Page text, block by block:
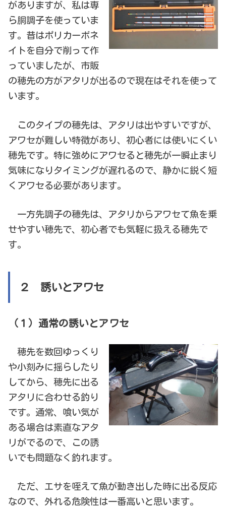
がありますが、私は専
ら胴調子を使っていま
す。昔はポリカーボネ
イトを自分で削って作
っていましたが、市販
の穂先の方がアタリが出るので現在はそれを使って
います。
このタイプの穂先は、アタリは出やすいですが、
アワセが難しい特徴があり、初心者には使いにくい
穂先です。特に強めにアワセると穂先が一瞬止まり
気味になりタイミングが遅れるので、静かに鋭く短
くアワセる必要があります。
一方先調子の穂先は、アタリからアワセて魚を乗
せやすい穂先で、初心者でも気軽に扱える穂先で
す。
２ 誘いとアワセ
（１）通常の誘いとアワセ
穂先を数回ゆっくり
や小刻みに揺らしたり
してから、穂先に出る
アタリに合わせる釣り
です。通常、喰い気が
ある場合は素直なアタ
リがでるので、この誘
いでも問題なく釣れます。
ただ、エサを咥えて魚が動き出した時に出る反応
なので、外れる危険性は一番高いと思います。